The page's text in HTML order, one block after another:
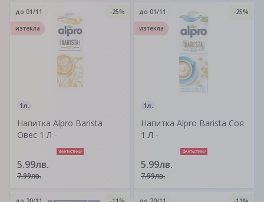
1л.
Напитка Alpro Barista
Овес 1 Л -
5.99лв.
7.99лв.
до 01/11
-25%
изтекла
1л.
Напитка Alpro Barista Соя
1 Л -
5.99лв.
7.99лв.
до 01/11
-25%
изтекла